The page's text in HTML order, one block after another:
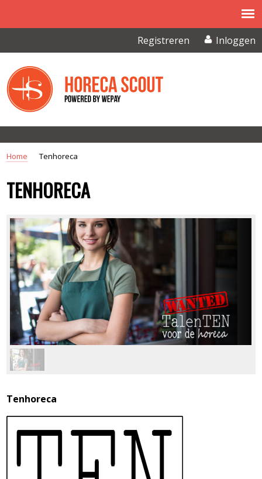
Overslaan en naar de inhoud gaanRegistreren Inloggen
Home Tenhoreca
TENHORECA
Tenhoreca